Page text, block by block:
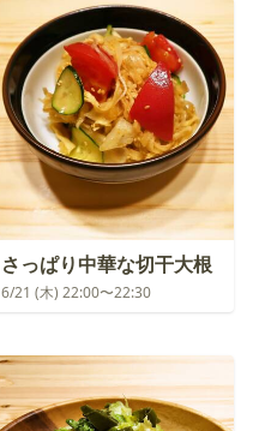
さっぱり中華な切干大根
6/21 (木) 22:00〜22:30